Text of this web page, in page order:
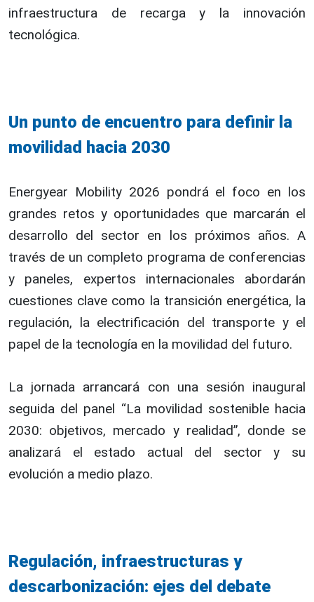
infraestructura de recarga y la innovación
tecnológica.
Un punto de encuentro para definir la
movilidad hacia 2030
Energyear Mobility 2026 pondrá el foco en los
grandes retos y oportunidades que marcarán el
desarrollo del sector en los próximos años. A
través de un completo programa de conferencias
y paneles, expertos internacionales abordarán
cuestiones clave como la transición energética, la
regulación, la electrificación del transporte y el
papel de la tecnología en la movilidad del futuro.
La jornada arrancará con una sesión inaugural
seguida del panel “La movilidad sostenible hacia
2030: objetivos, mercado y realidad”, donde se
analizará el estado actual del sector y su
evolución a medio plazo.
Regulación, infraestructuras y
descarbonización: ejes del debate